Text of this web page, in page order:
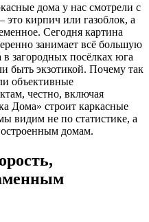
дома у нас смотрели с
кирпич или газоблок, а
Сегодня картина
занимает всё большую
загородных посёлках юга
быть экзотикой. Почему так
объективные
честно, включая
Дома» строит каркасные
видим не по статистике, а
домам.